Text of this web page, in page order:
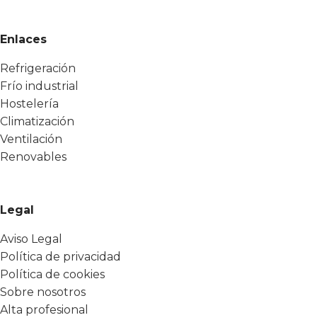
Enlaces
Refrigeración
Frío industrial
Hostelería
Climatización
Ventilación
Renovables
Legal
Aviso Legal
Política de privacidad
Política de cookies
Sobre nosotros
Alta profesional